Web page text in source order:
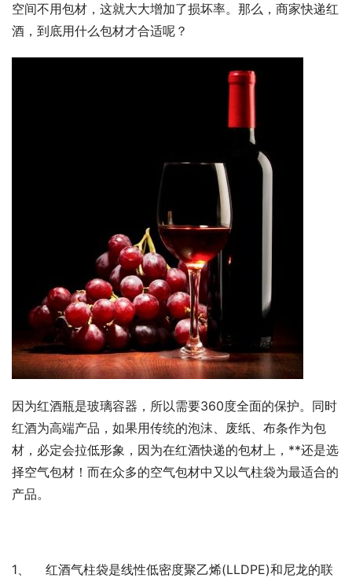
空间不用包材，这就大大增加了损坏率。那么，商家快递红
酒，到底用什么包材才合适呢？
因为红酒瓶是玻璃容器，所以需要360度全面的保护。同时
红酒为高端产品，如果用传统的泡沫、废纸、布条作为包
材，必定会拉低形象，因为在红酒快递的包材上，**还是选
择空气包材！而在众多的空气包材中又以气柱袋为最适合的
产品。
1、    红酒气柱袋是线性低密度聚乙烯(LLDPE)和尼龙的联